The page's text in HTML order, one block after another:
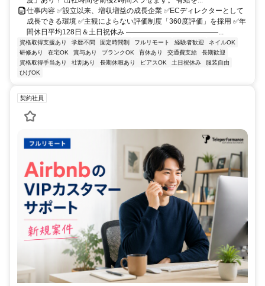
仕事内容 ✅設立以来、増収増益の成長企業 ✅ECディレクターとして
成長できる環境 ✅主観によらない評価制度「360度評価」を採用 ✅年
間休日平均128日＆土日祝休み ―――――――――――――...
資格取得支援あり 学歴不問 固定時間制 フルリモート 経験者歓迎
ネイルOK
研修あり
在宅OK 賞与あり ブランクOK 育休あり 交通費支給
長期歓迎
資格取得手当あり
社割あり 長期休暇あり ピアスOK 土日祝休み
服装自由
ひげOK
契約社員